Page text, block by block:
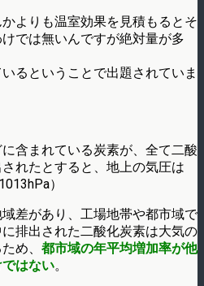
よりも温室効果を見積もるとそ
では無いんですが絶対量が多
るということで出題されていま
含まれている炭素が、全て二酸
れたとすると、地上の気圧は
）
差があり、工場地帯や都市域で
排出された二酸化炭素は大気の
め、 都市域の年平均増加率が他
はない。